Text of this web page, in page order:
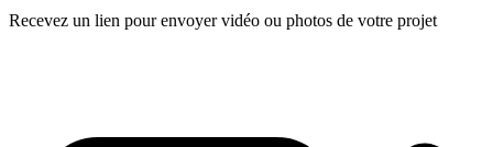
Recevez un lien pour envoyer vidéo ou photos de votre projet